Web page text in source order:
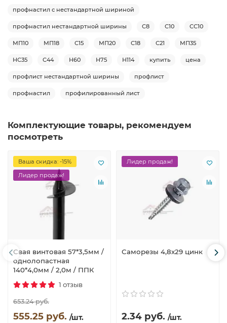
профнастил с нестандартной шириной
профнастил нестандартной ширины С8 С10 СС10
МП10 МП18 С15 МП20 С18 С21 МП35
НС35 С44 Н60 Н75 Н114 купить цена
профлист нестандартной ширины профлист
профнастил профилированный лист
Комплектующие товары, рекомендуем
посмотреть
Ваша скидка: -15%
Лидер продаж!
Свая винтовая 57*3,5мм /
однолопастная
140*4,0мм / 2,0м / ППК
1 отзыв
653.24 руб.
555.25 руб. /шт.
Лидер продаж!
Саморезы 4,8х29 цинк
2.34 руб. /шт.